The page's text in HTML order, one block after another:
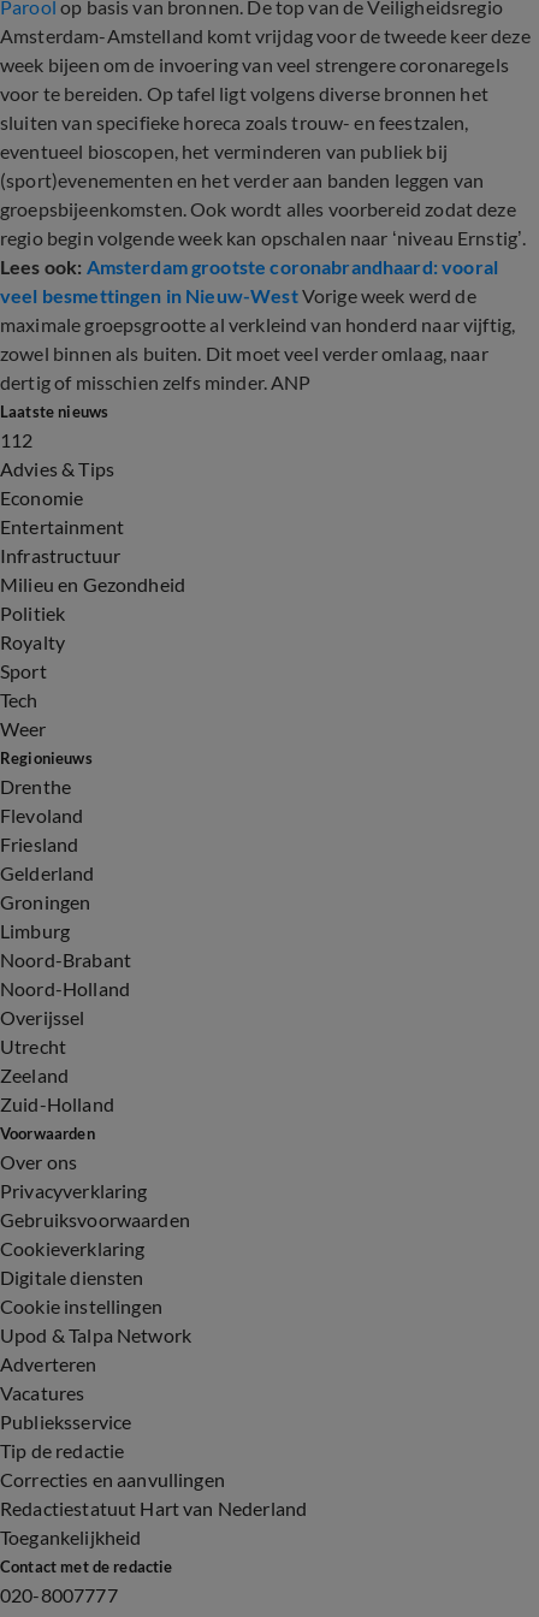
Parool op basis van bronnen. De top van de Veiligheidsregio
Amsterdam-Amstelland komt vrijdag voor de tweede keer deze
week bijeen om de invoering van veel strengere coronaregels
voor te bereiden. Op tafel ligt volgens diverse bronnen het
sluiten van specifieke horeca zoals trouw- en feestzalen,
eventueel bioscopen, het verminderen van publiek bij
(sport)evenementen en het verder aan banden leggen van
groepsbijeenkomsten. Ook wordt alles voorbereid zodat deze
regio begin volgende week kan opschalen naar ‘niveau Ernstig’.
Lees ook: Amsterdam grootste coronabrandhaard: vooral
veel besmettingen in Nieuw-WestVorige week werd de
maximale groepsgrootte al verkleind van honderd naar vijftig,
zowel binnen als buiten. Dit moet veel verder omlaag, naar
dertig of misschien zelfs minder. ANP
Laatste nieuws
112
Advies & Tips
Economie
Entertainment
Infrastructuur
Milieu en Gezondheid
Politiek
Royalty
Sport
Tech
Weer
Regionieuws
Drenthe
Flevoland
Friesland
Gelderland
Groningen
Limburg
Noord-Brabant
Noord-Holland
Overijssel
Utrecht
Zeeland
Zuid-Holland
Voorwaarden
Over ons
Privacyverklaring
Gebruiksvoorwaarden
Cookieverklaring
Digitale diensten
Cookie instellingen
Upod & Talpa Network
Adverteren
Vacatures
Publieksservice
Tip de redactie
Correcties en aanvullingen
Redactiestatuut Hart van Nederland
Toegankelijkheid
Contact met de redactie
020-8007777